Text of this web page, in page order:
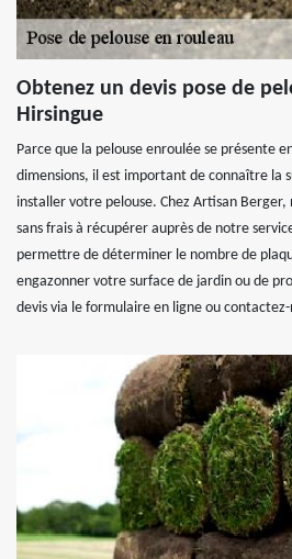
Obtenez un devis pose de
Hirsingue
Parce que la pelouse enroulée se présente
dimensions, il est important de connaître la
installer votre pelouse. Chez Artisan Berger,
sans frais à récupérer auprès de notre
permettre de déterminer le nombre de
engazonner votre surface de jardin ou de
devis via le formulaire en ligne ou